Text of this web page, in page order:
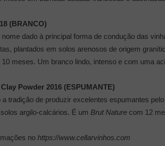
(BRANCO)
nome dado à principal forma de condução das
plantados em solos arenosos de origem
10 meses. Um branco lindo, intenso e com uma
Powder 2016 (ESPUMANTE)
a tradição de produzir excelentes espumantes
argilo-calcários. É um Brut Nature com 12
no https://www.cellarvinhos.com